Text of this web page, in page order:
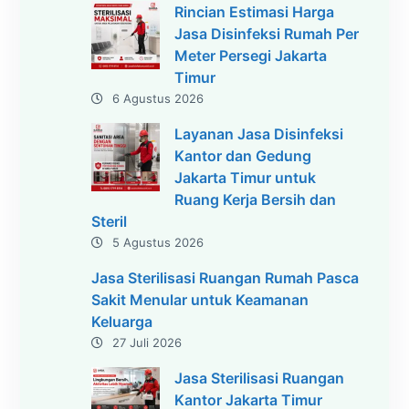
Rincian Estimasi Harga
Jasa Disinfeksi Rumah Per
Meter Persegi Jakarta
Timur
6 Agustus 2026
Layanan Jasa Disinfeksi
Kantor dan Gedung
Jakarta Timur untuk
Ruang Kerja Bersih dan
Steril
5 Agustus 2026
Jasa Sterilisasi Ruangan Rumah Pasca
Sakit Menular untuk Keamanan
Keluarga
27 Juli 2026
Jasa Sterilisasi Ruangan
Kantor Jakarta Timur